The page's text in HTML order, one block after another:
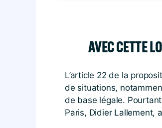
AVEC CETTE
L’article 22 de la
de situations,
de base légale.
Paris, Didier Lallement,